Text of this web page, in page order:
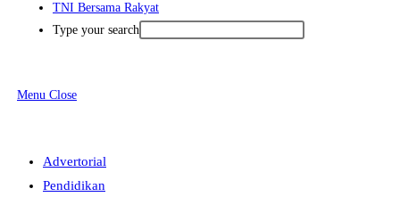
TNI Bersama Rakyat
Type your search
Menu Close
Advertorial
Pendidikan